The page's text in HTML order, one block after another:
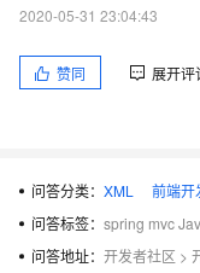
    </bean>
<!-- velocity
<bean
<property
<property
		<property name="contentType" value="text/html;charset=UTF-8" />
2020-05-31 23:04:43
赞同 展开评
问答分类： XML 前端开
问答标签： spring mvc
问答地址： 开发者社区 >